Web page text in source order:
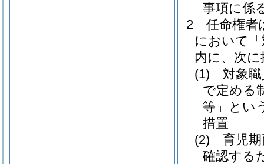
事項に係
2
任命権者
において
内に、次
(1)
対象
で定める
等」とい
措置
(2)
育児
確認する